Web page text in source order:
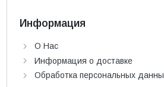
Информация
О Нас
Информация о доставке
Обработка персональных